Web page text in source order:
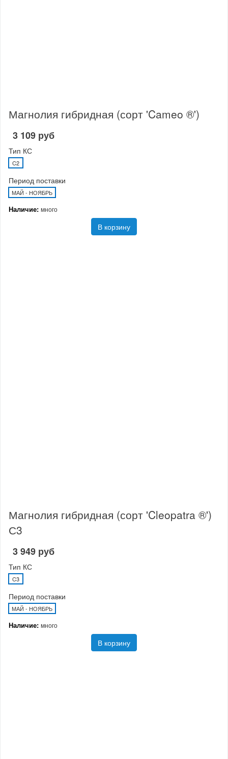
Магнолия гибридная (сорт 'Cameo ®')
3 109 руб
Тип КС
C2
Период поставки
МАЙ - НОЯБРЬ
Наличие: много
В корзину
Магнолия гибридная (сорт 'Cleopatra ®')
С3
3 949 руб
Тип КС
C3
Период поставки
МАЙ - НОЯБРЬ
Наличие: много
В корзину